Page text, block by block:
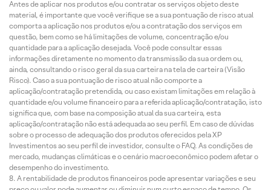
Antes de aplicar nos produtos e/ou contratar os serviços objeto deste
material, é importante que você verifique se a sua pontuação de risco atual
comporta a aplicação nos produtos e/ou a contratação dos serviços em
questão, bem como se há limitações de volume, concentração e/ou
quantidade para a aplicação desejada. Você pode consultar essas
informações diretamente no momento da transmissão da sua ordem ou,
ainda, consultando o risco geral da sua carteira na tela de carteira (Visão
Risco). Caso a sua pontuação de risco atual não comporte a
aplicação/contratação pretendida, ou caso existam limitações em relação à
quantidade e/ou volume financeiro para a referida aplicação/contratação, isto
significa que, com base na composição atual da sua carteira, esta
aplicação/contratação não está adequada ao seu perfil. Em caso de dúvidas
sobre o processo de adequação dos produtos oferecidos pela XP
Investimentos ao seu perfil de investidor, consulte o FAQ. As condições de
mercado, mudanças climáticas e o cenário macroeconômico podem afetar o
desempenho do investimento.
A rentabilidade de produtos financeiros pode apresentar variações e seu